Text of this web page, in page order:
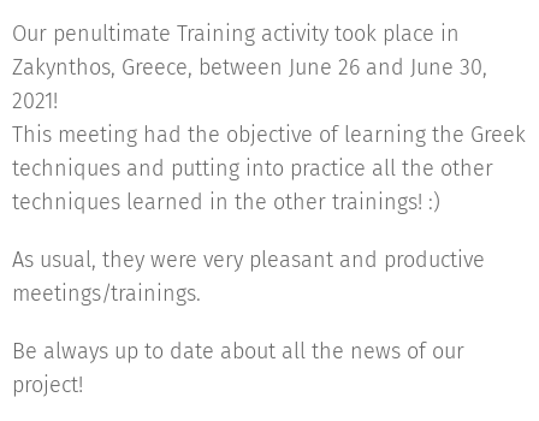
Our penultimate Training activity took place in
Zakynthos, Greece, between June 26 and June 30,
2021!
This meeting had the objective of learning the Greek
techniques and putting into practice all the other
techniques learned in the other trainings! :)
As usual, they were very pleasant and productive
meetings/trainings.
Be always up to date about all the news of our
project!